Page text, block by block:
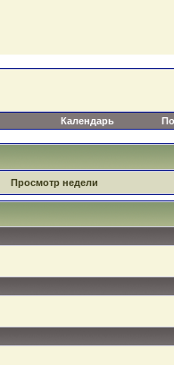
Календарь
Просмотр недели